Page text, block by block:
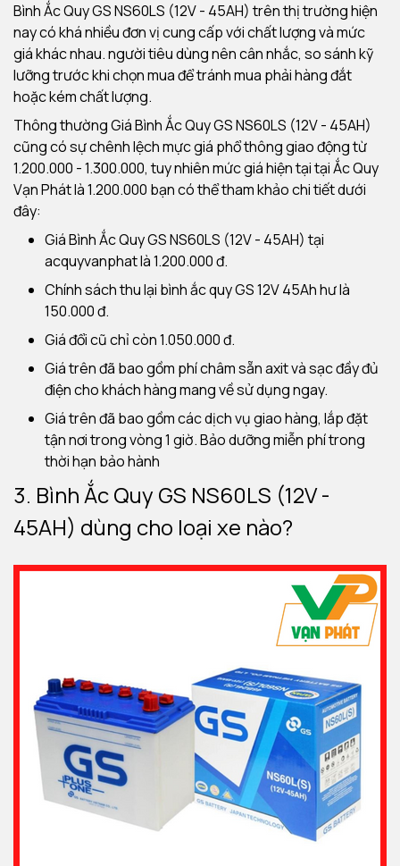
Bình Ắc Quy GS NS60LS (12V - 45AH) trên thị trường hiện
nay có khá nhiều đơn vị cung cấp với chất lượng và mức
giá khác nhau. người tiêu dùng nên cân nhắc, so sánh kỹ
lưỡng trước khi chọn mua để tránh mua phải hàng đắt
hoặc kém chất lượng.
Thông thường Giá Bình Ắc Quy GS NS60LS (12V - 45AH)
cũng có sự chênh lệch mực giá phổ thông giao động từ
1.200.000 - 1.300.000, tuy nhiên mức giá hiện tại tại Ắc Quy
Vạn Phát là 1.200.000 bạn có thể tham khảo chi tiết dưới
đây:
Giá Bình Ắc Quy GS NS60LS (12V - 45AH) tại
acquyvanphat là 1.200.000 đ.
Chính sách thu lại bình ắc quy GS 12V 45Ah hư là
150.000 đ.
Giá đổi cũ chỉ còn 1.050.000 đ.
Giá trên đã bao gồm phí châm sẵn axit và sạc đầy đủ
điện cho khách hàng mang về sử dụng ngay.
Giá trên đã bao gồm các dịch vụ giao hàng, lắp đặt
tận nơi trong vòng 1 giờ. Bảo dưỡng miễn phí trong
thời hạn bảo hành
3. Bình Ắc Quy GS NS60LS (12V -
45AH) dùng cho loại xe nào?